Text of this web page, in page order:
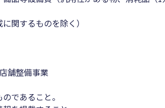
関するものを除く）
舗整備事業
であること。